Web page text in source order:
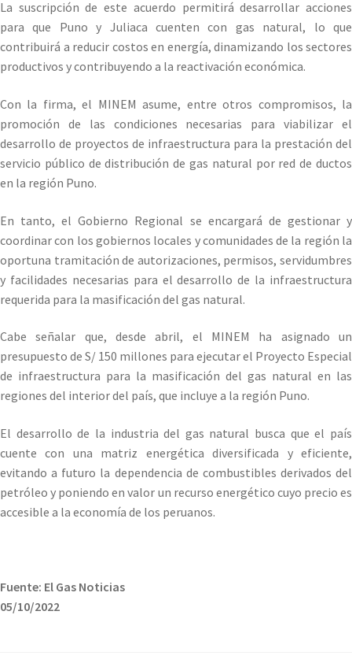
La suscripción de este acuerdo permitirá desarrollar acciones
para que Puno y Juliaca cuenten con gas natural, lo que
contribuirá a reducir costos en energía, dinamizando los sectores
productivos y contribuyendo a la reactivación económica.
Con la firma, el MINEM asume, entre otros compromisos, la
promoción de las condiciones necesarias para viabilizar el
desarrollo de proyectos de infraestructura para la prestación del
servicio público de distribución de gas natural por red de ductos
en la región Puno.
En tanto, el Gobierno Regional se encargará de gestionar y
coordinar con los gobiernos locales y comunidades de la región la
oportuna tramitación de autorizaciones, permisos, servidumbres
y facilidades necesarias para el desarrollo de la infraestructura
requerida para la masificación del gas natural.
Cabe señalar que, desde abril, el MINEM ha asignado un
presupuesto de S/ 150 millones para ejecutar el Proyecto Especial
de infraestructura para la masificación del gas natural en las
regiones del interior del país, que incluye a la región Puno.
El desarrollo de la industria del gas natural busca que el país
cuente con una matriz energética diversificada y eficiente,
evitando a futuro la dependencia de combustibles derivados del
petróleo y poniendo en valor un recurso energético cuyo precio es
accesible a la economía de los peruanos.
Fuente: El Gas Noticias
05/10/2022